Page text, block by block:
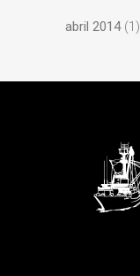
abril 2014(1)